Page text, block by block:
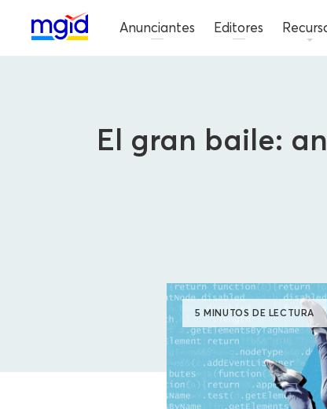
Anunciantes Editores
El gran baile:
5 MINUTOS DE LECTURA